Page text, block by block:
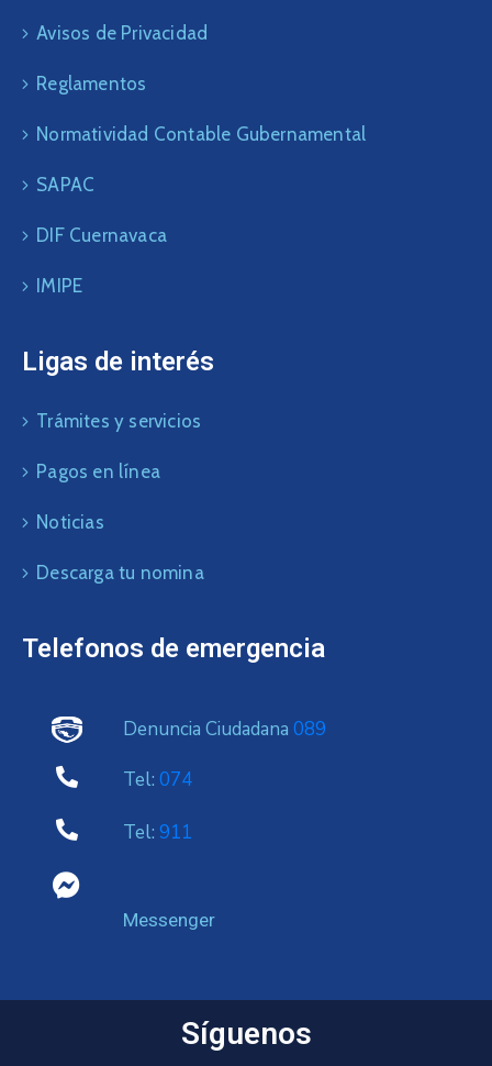
Avisos de Privacidad
Reglamentos
Normatividad Contable Gubernamental
SAPAC
DIF Cuernavaca
IMIPE
Ligas de interés
Trámites y servicios
Pagos en línea
Noticias
Descarga tu nomina
Telefonos de emergencia
Denuncia Ciudadana 089
Tel: 074
Tel: 911
Messenger
Síguenos